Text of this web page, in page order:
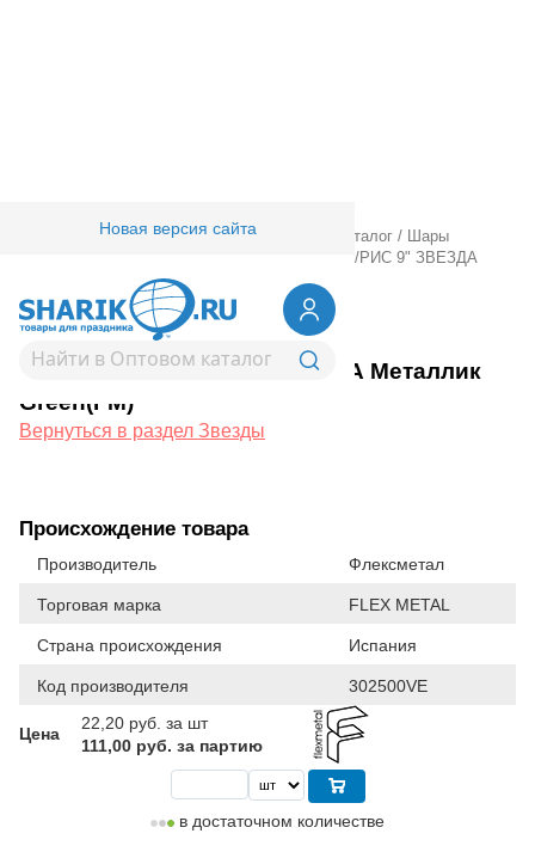
Новая версия сайта
Товары для праздника/ Оптовый каталог /
Шары
Ф Б/РИС 9" ЗВЕЗДА
Металлик Green(FM)
1204-0158Ф Б/РИС 9" ЗВЕЗДА Металлик
Green(FM)
Вернуться в раздел Звезды
Происхождение товара
Производитель Флексметал
Торговая марка FLEX METAL
Страна происхождения Испания
Код производителя 302500VE
Цена
22,20 руб. за шт
111,00 руб. за партию
в достаточном количестве